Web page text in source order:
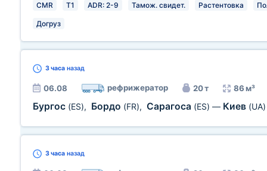
CMR T1 ADR: 2-9 Тамож. свидет. Растентовка
Догруз
3 часа назад
06.08 рефрижератор 20 т 86 м³
Бургос (ES), Бордо (FR), Сарагоса (ES) — Киев (UA)
3 часа назад